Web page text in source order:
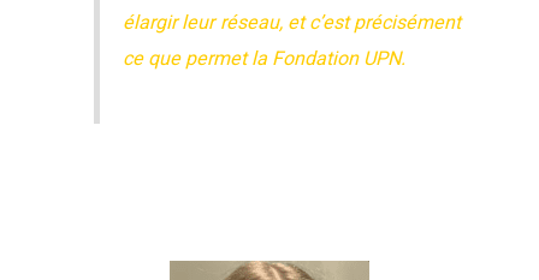
élargir leur réseau, et c’est précisément
ce que permet la Fondation UPN.